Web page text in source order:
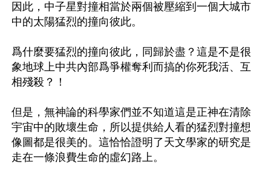
因此，中子星對撞相當於兩個被壓縮到一個大城市
中的太陽猛烈的撞向彼此。
爲什麼要猛烈的撞向彼此，同歸於盡？這是不是很
象地球上中共內部爲爭權奪利而搞的你死我活、互
相殘殺？！
但是，無神論的科學家們並不知道這是正神在清除
宇宙中的敗壞生命，所以提供給人看的猛烈對撞想
像圖都是很美的。這恰恰證明了天文學家的研究是
走在一條浪費生命的虛幻路上。